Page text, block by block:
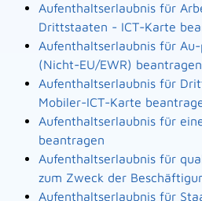
Aufenthaltserlaubnis für
Drittstaaten - ICT-Karte
Aufenthaltserlaubnis für
(Nicht-EU/EWR) beantragen
Aufenthaltserlaubnis für
Mobiler-ICT-Karte
Aufenthaltserlaubnis für
beantragen
Aufenthaltserlaubnis für
zum Zweck der
Aufenthaltserlaubnis für